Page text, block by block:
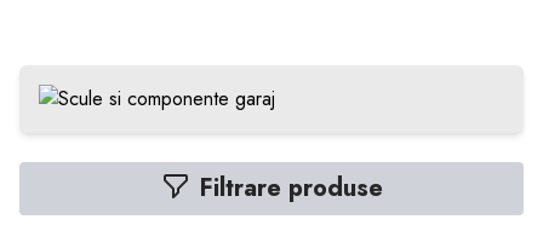
Filtrare produse